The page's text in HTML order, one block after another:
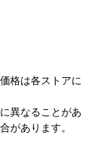
格は各ストアに
異なることがあ
があります。